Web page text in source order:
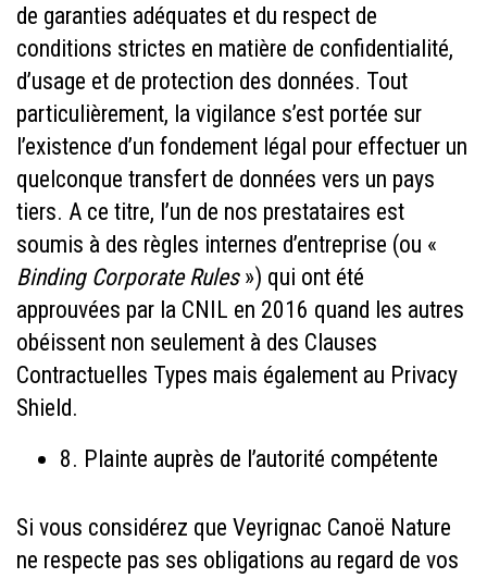
de garanties adéquates et du respect de
conditions strictes en matière de confidentialité,
d’usage et de protection des données. Tout
particulièrement, la vigilance s’est portée sur
l’existence d’un fondement légal pour effectuer un
quelconque transfert de données vers un pays
tiers. A ce titre, l’un de nos prestataires est
soumis à des règles internes d’entreprise (ou «
Binding Corporate Rules») qui ont été
approuvées par la CNIL en 2016 quand les autres
obéissent non seulement à des Clauses
Contractuelles Types mais également au Privacy
Shield.
8. Plainte auprès de l’autorité compétente
Si vous considérez que Veyrignac Canoë Nature
ne respecte pas ses obligations au regard de vos